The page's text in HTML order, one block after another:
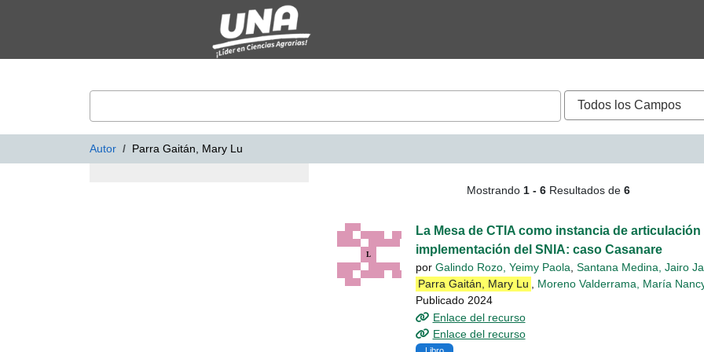
Autor Parra Gaitán, Mary Lu
Resultados de búsqueda - Parra Gaitán,
Mostrando 1 - 6 Resultados de 6
La Mesa de CTIA como instancia de articulación
implementación del SNIA: caso Casanare
por Galindo Rozo, Yeimy Paola, Santana Medina, Jairo
Parra Gaitán, Mary Lu , Moreno Valderrama, María
Publicado 2024
Enlace del recurso
Enlace del recurso